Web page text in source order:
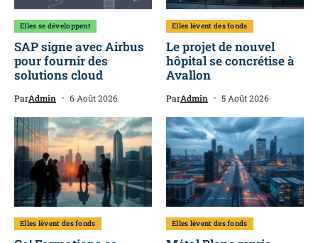
Elles se développent
SAP signe avec Airbus
pour fournir des
solutions cloud
ParAdmin 6 Août 2026
Elles lèvent des fonds
Le projet de nouvel
hôpital se concrétise à
Avallon
ParAdmin 5 Août 2026
Elles lèvent des fonds Elles lèvent des fonds